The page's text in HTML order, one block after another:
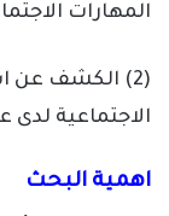
المهارات
(2) الكشف عن
الاجتماعية لدى
اهمية البحث